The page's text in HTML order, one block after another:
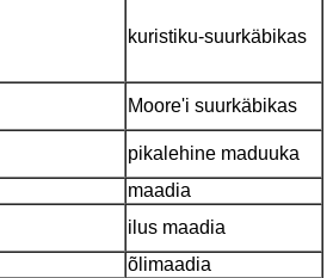
kuristiku-suurkäbikas
Moore'i suurkäbikas
pikalehine maduuka
maadia
ilus maadia
õlimaadia